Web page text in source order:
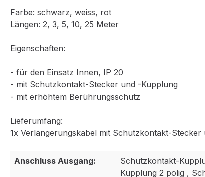
Farbe: schwarz, weiss, rot
Längen: 2, 3, 5, 10, 25 Meter
Eigenschaften:
- für den Einsatz Innen, IP 20
- mit Schutzkontakt-Stecker und -Kupplung
- mit erhöhtem Berührungsschutz
Lieferumfang:
1x Verlängerungskabel mit Schutzkontakt-
Anschluss Ausgang:
Schutzkontakt-
Kupplung 2 polig ,